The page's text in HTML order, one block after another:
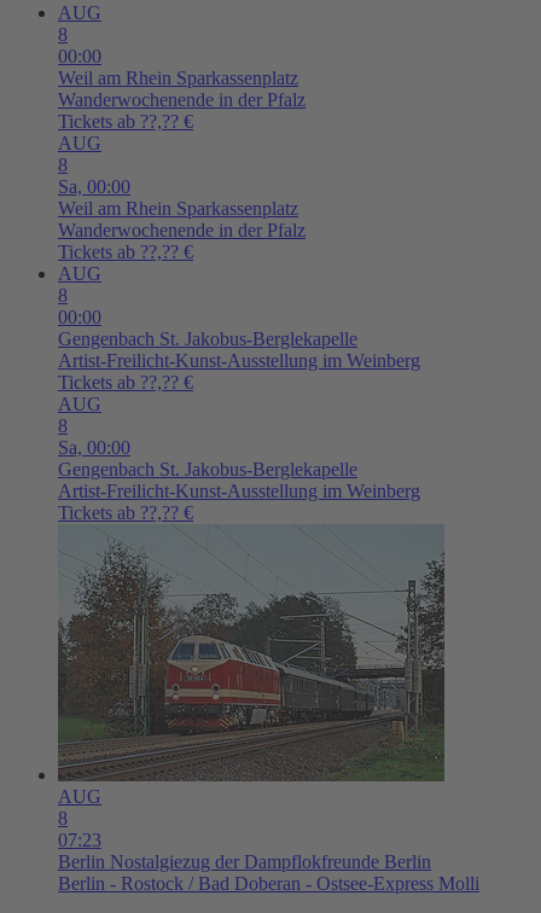
AUG
8
00:00
Weil am Rhein Sparkassenplatz
Wanderwochenende in der Pfalz
Tickets ab ??,?? €
AUG
8
Sa, 00:00
Weil am Rhein Sparkassenplatz
Wanderwochenende in der Pfalz
Tickets ab ??,?? €
AUG
8
00:00
Gengenbach St. Jakobus-Berglekapelle
Artist-Freilicht-Kunst-Ausstellung im Weinberg
Tickets ab ??,?? €
AUG
8
Sa, 00:00
Gengenbach St. Jakobus-Berglekapelle
Artist-Freilicht-Kunst-Ausstellung im Weinberg
Tickets ab ??,?? €
AUG
8
07:23
Berlin Nostalgiezug der Dampflokfreunde Berlin
Berlin - Rostock / Bad Doberan - Ostsee-Express Molli